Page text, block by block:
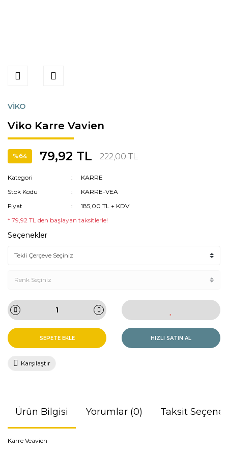
VİKO
Viko Karre Vavien
%64 79,92 TL 222,00 TL
Kategori
KARRE
Stok Kodu
KARRE-VEA
Fiyat
185,00 TL + KDV
* 79,92 TL den başlayan taksitlerle!
Seçenekler
SEPETE EKLE HIZLI SATIN AL
Karşılaştır
Ürün Bilgisi Yorumlar (0) Taksit
Karre Veavien